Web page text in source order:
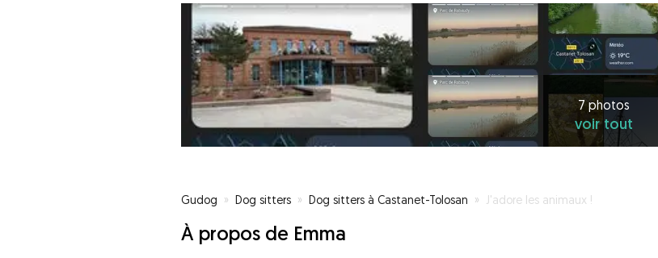
7 photos
voir tout
Gudog » Dog sitters » Dog sitters à Castanet-Tolosan » J'adore les animaux !
À propos de Emma